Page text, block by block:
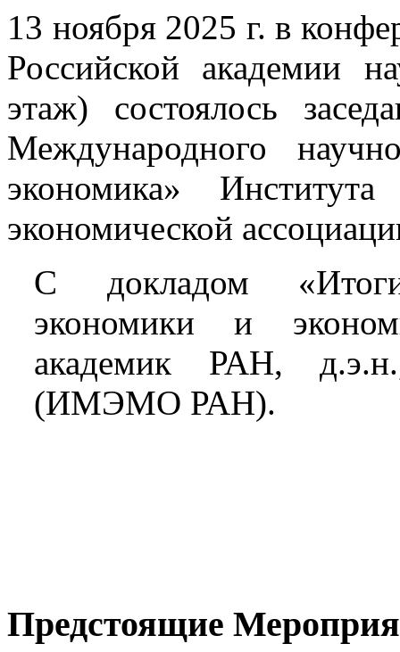
13 ноября 2025 г. в
Российской академии
этаж) состоялось
Международного
экономика»
экономической
С докладом
экономики и
академик РАН,
(ИМЭМО РАН).
Предстоящие